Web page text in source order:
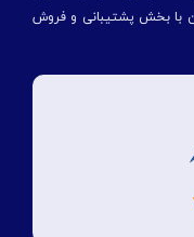
با بخش پشتیبانی و فروش